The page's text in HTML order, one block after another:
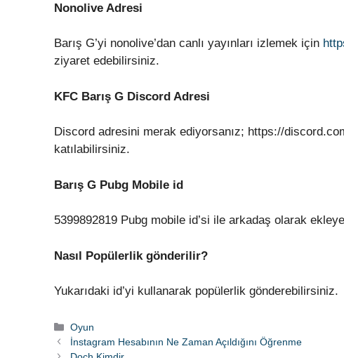
Nonolive Adresi
Barış G’yi nonolive’dan canlı yayınları izlemek için
ziyaret edebilirsiniz.
KFC Barış G Discord Adresi
Discord adresini merak ediyorsanız; https://
katılabilirsiniz.
Barış G Pubg Mobile id
5399892819 Pubg mobile id’si ile arkadaş olarak
Nasıl Popülerlik gönderilir?
Yukarıdaki id’yi kullanarak popülerlik gönderebilirsiniz.
Kategoriler
Oyun
İnstagram Hesabının Ne Zaman Açıldığını Öğrenme